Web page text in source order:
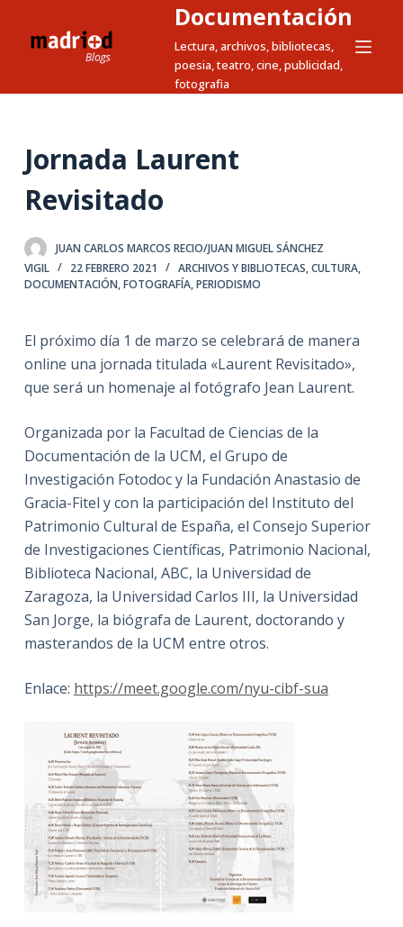
t
n
d
o
Documentación
Lectura, archivos, bibliotecas,
poesia, teatro, cine, publicidad,
fotografia
Jornada Laurent
Revisitado
JUAN CARLOS MARCOS RECIO/JUAN MIGUEL SÁNCHEZ
VIGIL
22 FEBRERO 2021 ARCHIVOS Y BIBLIOTECAS,CULTURA,
DOCUMENTACIÓN,FOTOGRAFÍA,PERIODISMO
El próximo día 1 de marzo se celebrará de manera
online una jornada titulada «Laurent Revisitado»,
que será un homenaje al fotógrafo Jean Laurent.
Organizada por la Facultad de Ciencias de la
Documentación de la UCM, el Grupo de
Investigación Fotodoc y la Fundación Anastasio de
Gracia-Fitel y con la participación del Instituto del
Patrimonio Cultural de España, el Consejo Superior
de Investigaciones Científicas, Patrimonio Nacional,
Biblioteca Nacional, ABC, la Universidad de
Zaragoza, la Universidad Carlos III, la Universidad
San Jorge, la biógrafa de Laurent, doctorando y
masterandos de la UCM entre otros.
Enlace: https://meet.google.com/nyu-cibf-sua